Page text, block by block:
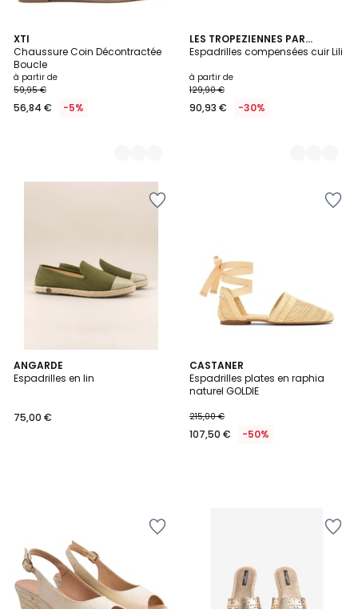
XTI
Chaussure Coin Décontractée
Boucle
à partir de
59,95 €
56,84 € -5%
2
Couleurs
LES TROPEZIENNES PAR
M.BELARBI
Espadrilles compensées cuir Lili
à partir de
129,90 €
90,93 € -30%
3
Couleurs
ANGARDE
Espadrilles en lin
75,00 €
CASTANER
Espadrilles plates en raphia
naturel GOLDIE
215,00 €
107,50 € -50%